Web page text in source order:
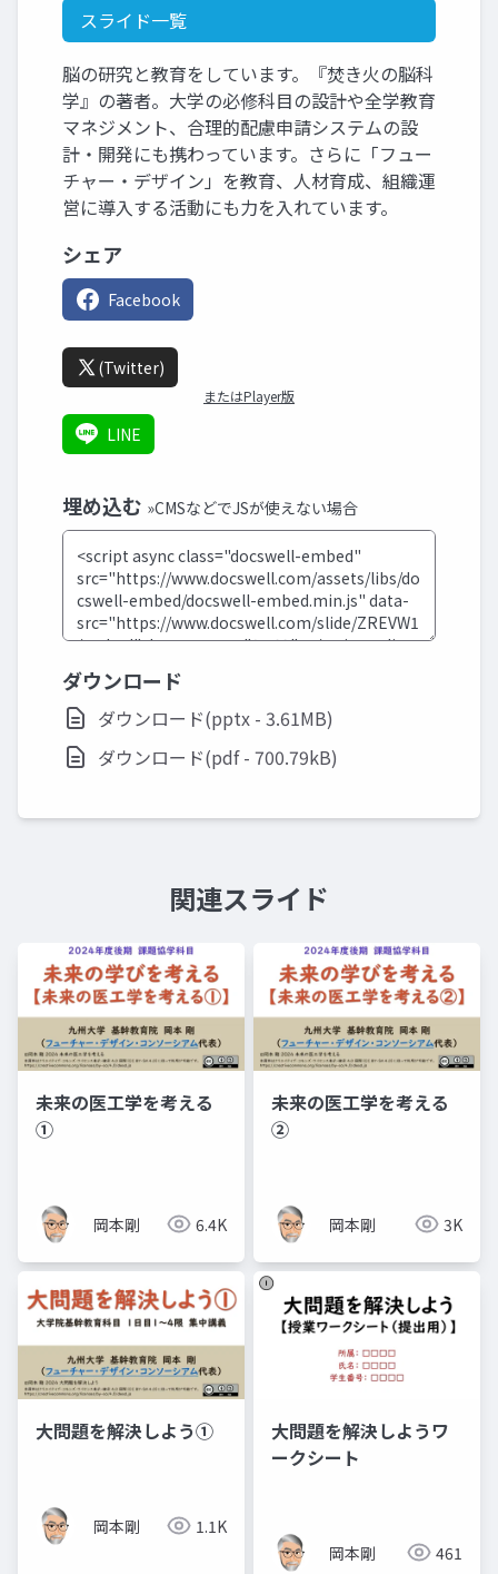
スライド一覧
脳の研究と教育をしています。『焚き火の脳科
学』の著者。大学の必修科目の設計や全学教育
マネジメント、合理的配慮申請システムの設
計・開発にも携わっています。さらに「フュー
チャー・デザイン」を教育、人材育成、組織運
営に導入する活動にも力を入れています。
シェア
Facebook
(Twitter)
またはPlayer版
LINE
埋め込む »CMSなどでJSが使えない場合
ダウンロード
ダウンロード(pptx - 3.61MB)
ダウンロード(pdf - 700.79kB)
関連スライド
未来の医工学を考える
①
岡本剛 6.4K
未来の医工学を考える
②
岡本剛 3K
大問題を解決しよう①
岡本剛 1.1K
大問題を解決しようワ
ークシート
岡本剛 461